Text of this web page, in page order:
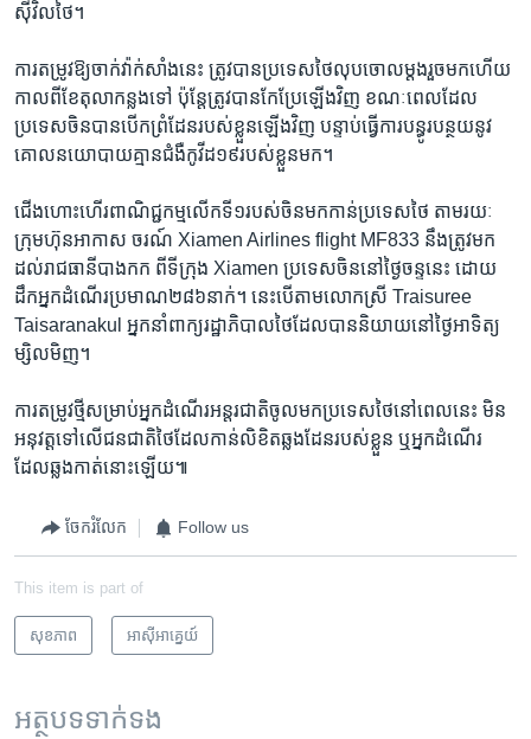
ស៊ីវិល​ថៃ។
ការតម្រូវ​ឱ្យ​ចាក់​វ៉ាក់​សាំង​នេះ​ ត្រូវ​បានប្រទេស​ថៃ​លុបចោលម្តង​រួច​មក​ហើយ​
កាល​ពី​ខែ​តុលា​កន្លង​ទៅ​ ប៉ុន្តែ​ត្រូវ​បាន​កែប្រែ​ឡើង​វិញ​ ​ខណៈពេល​ដែល​
ប្រទេស​ចិន​បាន​បើក​ព្រំដែន​របស់​ខ្លួន​ឡើងវិញ​ បន្ទាប់ធ្វើការ​បន្ធូរ​បន្ថយ​នូវ​
គោលនយោបាយ​គ្មាន​ជំងឺកូវីដ​១៩​របស់​ខ្លួនមក។
ជើង​ហោះហើរ​ពាណិជ្ជកម្ម​លើក​ទី១របស់​ចិន​មកកាន់​ប្រទេស​ថៃ ​តាម​រយៈ​
ក្រុមហ៊ុន​អាកាស ចរណ៍ Xiamen Airlines flight MF833 នឹង​ត្រូវ​មក​
ដល់​រាជធានី​បាងកក ពី​ទីក្រុង Xiamen ប្រទេស​ចិន​នៅ​ថ្ងៃ​ចន្ទ​នេះ​ ​ដោយ​
ដឹក​អ្នក​ដំណើរ​ប្រមាណ​២៨៦​នាក់។ នេះ​បើតាមលោក​ស្រី Traisuree
Taisaranakul អ្នក​នាំពាក្យ​រដ្ឋាភិបាល​ថៃ​ដែល​បាន​និយាយនៅ​ថ្ងៃ​អាទិត្យ​
ម្សិលមិញ។
ការ​តម្រូវ​ថ្មី​សម្រាប់​អ្នក​ដំណើរ​អន្តរជាតិចូល​មក​ប្រទេស​ថៃនៅ​ពេល​នេះ​ មិន
អនុវត្ត​ទៅ​លើជនជាតិ​ថៃ​ដែល​កាន់​លិខិត​ឆ្លង​ដែនរបស់​ខ្លួន​ ឬ​អ្នក​ដំណើរ​
ដែល​ឆ្លង​កាត់​នោះ​ឡើយ៕
ចែករំលែក Follow us
This item is part of
សុខភាព អាស៊ី​អាគ្នេយ៍
អត្ថបទ​ទាក់ទង